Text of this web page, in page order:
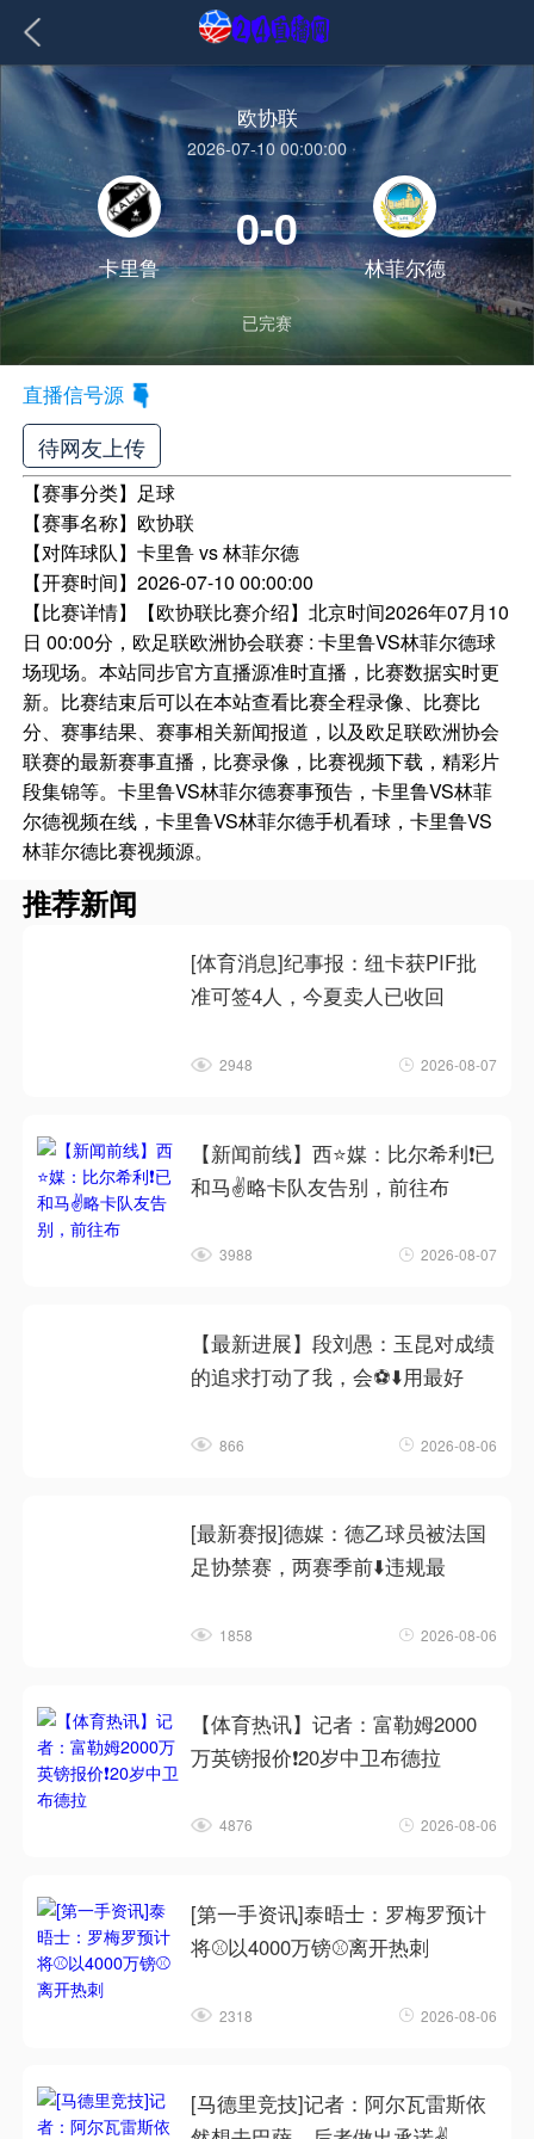
欧协联
2026-07-10 00:00:00
卡里鲁
0-0
林菲尔德
已完赛
直播信号源
待网友上传
【赛事分类】 足球
【赛事名称】 欧协联
【对阵球队】卡里鲁 vs 林菲尔德
【开赛时间】2026-07-10 00:00:00
【比赛详情】
【欧协联比赛介绍】北京时间2026年07月10
日 00:00分，欧足联欧洲协会联赛 : 卡里鲁VS林菲尔德球
场现场。本站同步官方直播源准时直播，比赛数据实时更
新。比赛结束后可以在本站查看比赛全程录像、比赛比
分、赛事结果、赛事相关新闻报道，以及欧足联欧洲协会
联赛的最新赛事直播，比赛录像，比赛视频下载，精彩片
段集锦等。卡里鲁VS林菲尔德赛事预告，卡里鲁VS林菲
尔德视频在线，卡里鲁VS林菲尔德手机看球，卡里鲁VS
林菲尔德比赛视频源。
推荐新闻
[体育消息]纪事报：纽卡获PIF批
准可签4人，今夏卖人已收回
2948 2026-08-07
【新闻前线】西⭐媒：比尔希利❗已
和马✌️略卡队友告别，前往布
3988 2026-08-07
【最新进展】段刘愚：玉昆对成绩
的追求打动了我，会⚽⬇️用最好
866 2026-08-06
[最新赛报]德媒：德乙球员被法国
足协禁赛，两赛季前⬇️违规最
1858 2026-08-06
【体育热讯】记者：富勒姆2000
万英镑报价❗20岁中卫布德拉
4876 2026-08-06
[第一手资讯]泰晤士：罗梅罗预计
将⚾以4000万镑⚾离开热刺
2318 2026-08-06
[马德里竞技]记者：阿尔瓦雷斯依